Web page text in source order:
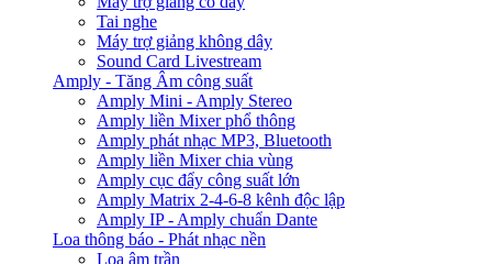
Tai nghe
Máy trợ giảng không dây
Sound Card Livestream
Amply - Tăng Âm công suất
Amply Mini - Amply Stereo
Amply liền Mixer phổ thông
Amply phát nhạc MP3, Bluetooth
Amply liền Mixer chia vùng
Amply cục đẩy công suất lớn
Amply Matrix 2-4-6-8 kênh độc lập
Amply IP - Amply chuẩn Dante
Loa thông báo - Phát nhạc nền
Loa âm trần